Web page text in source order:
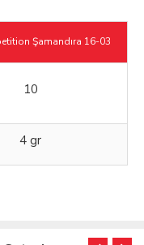
Şamandıra 16-03
10
4 gr